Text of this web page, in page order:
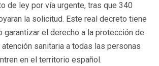
de ley por vía urgente, tras que 340
la solicitud. Este real decreto tiene
garantizar el derecho a la protección de
atención sanitaria a todas las personas
en el territorio español.